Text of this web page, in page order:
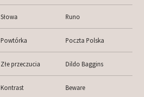
Słowa Runo
Powtórka Poczta Polska
Złe przeczucia Dildo Baggins
Kontrast Beware